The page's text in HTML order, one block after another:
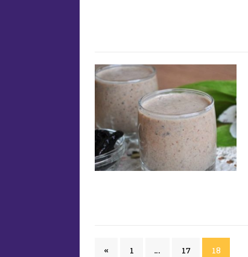
« 1 … 17 18